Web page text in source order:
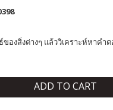
องสิ่งต่างๆ แล้ววิเคราะห์หาคำ
ADD TO CART